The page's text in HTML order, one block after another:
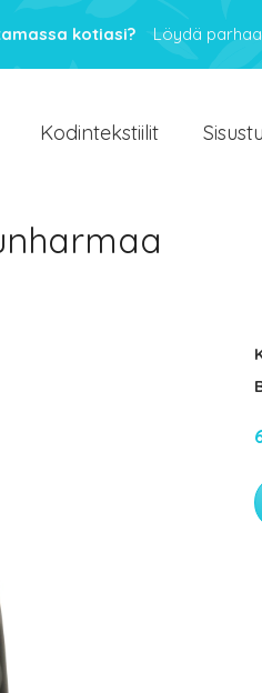
kotiasi? Löydä
Kodintekstiilit